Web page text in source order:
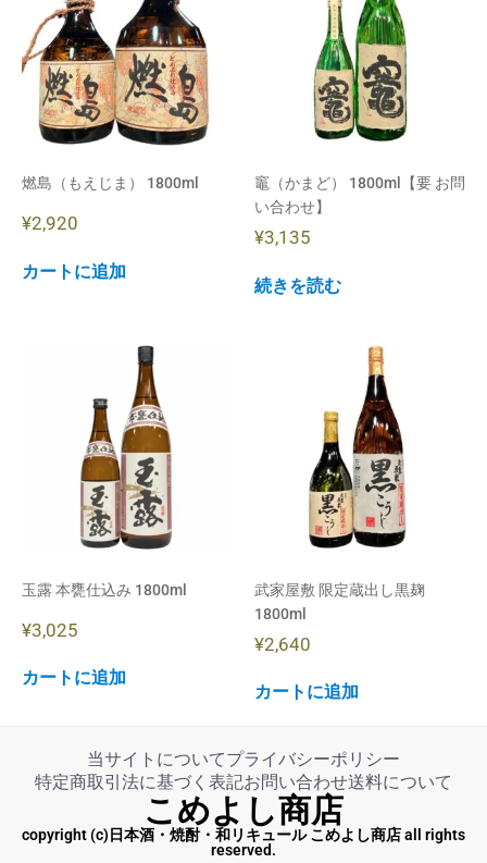
燃島（もえじま） 1800ml
¥2,920
カートに追加
竈（かまど） 1800ml【要 お問
い合わせ】
¥3,135
続きを読む
玉露 本甕仕込み 1800ml
¥3,025
カートに追加
武家屋敷 限定蔵出し黒麹
1800ml
¥2,640
カートに追加
当サイトについてプライバシーポリシー
特定商取引法に基づく表記お問い合わせ送料について
こめよし商店
copyright (c)日本酒・焼酎・和リキュール こめよし商店 all rights
reserved.